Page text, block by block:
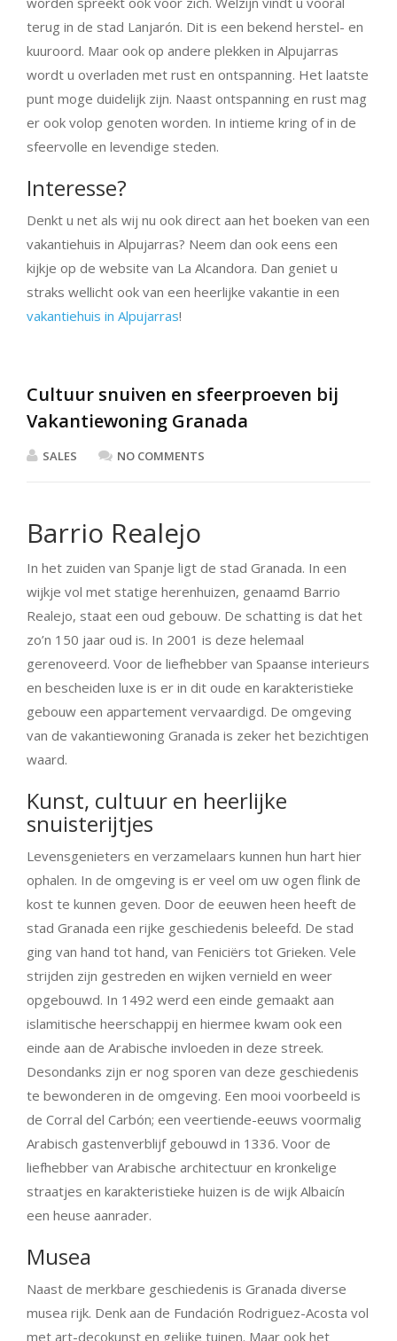
terug in de stad Lanjarón. Dit is een bekend herstel- en
kuuroord. Maar ook op andere plekken in Alpujarras
wordt u overladen met rust en ontspanning. Het laatste
punt moge duidelijk zijn. Naast ontspanning en rust mag
er ook volop genoten worden. In intieme kring of in de
sfeervolle en levendige steden.
Interesse?
Denkt u net als wij nu ook direct aan het boeken van een
vakantiehuis in Alpujarras? Neem dan ook eens een
kijkje op de website van La Alcandora. Dan geniet u
straks wellicht ook van een heerlijke vakantie in een
vakantiehuis in Alpujarras!
Cultuur snuiven en sfeerproeven bij
Vakantiewoning Granada
SALES NO COMMENTS
Barrio Realejo
In het zuiden van Spanje ligt de stad Granada. In een
wijkje vol met statige herenhuizen, genaamd Barrio
Realejo, staat een oud gebouw. De schatting is dat het
zo’n 150 jaar oud is. In 2001 is deze helemaal
gerenoveerd. Voor de liefhebber van Spaanse interieurs
en bescheiden luxe is er in dit oude en karakteristieke
gebouw een appartement vervaardigd. De omgeving
van de vakantiewoning Granada is zeker het bezichtigen
waard.
Kunst, cultuur en heerlijke
snuisterijtjes
Levensgenieters en verzamelaars kunnen hun hart hier
ophalen. In de omgeving is er veel om uw ogen flink de
kost te kunnen geven. Door de eeuwen heen heeft de
stad Granada een rijke geschiedenis beleefd. De stad
ging van hand tot hand, van Feniciërs tot Grieken. Vele
strijden zijn gestreden en wijken vernield en weer
opgebouwd. In 1492 werd een einde gemaakt aan
islamitische heerschappij en hiermee kwam ook een
einde aan de Arabische invloeden in deze streek.
Desondanks zijn er nog sporen van deze geschiedenis
te bewonderen in de omgeving. Een mooi voorbeeld is
de Corral del Carbón; een veertiende-eeuws voormalig
Arabisch gastenverblijf gebouwd in 1336. Voor de
liefhebber van Arabische architectuur en kronkelige
straatjes en karakteristieke huizen is de wijk Albaicín
een heuse aanrader.
Musea
Naast de merkbare geschiedenis is Granada diverse
musea rijk. Denk aan de Fundación Rodriguez-Acosta vol
met art-decokunst en gelijke tuinen. Maar ook het